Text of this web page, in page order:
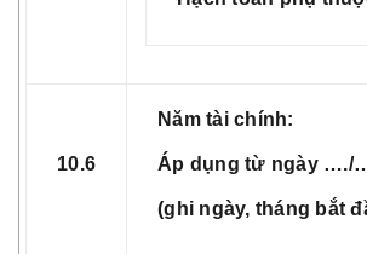
10.6
Năm tài chính:
Áp dụng từ ngày …./
(ghi ngày, tháng bắt